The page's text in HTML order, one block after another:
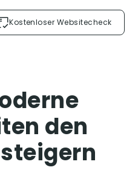
Kostenloser Websitecheck
den